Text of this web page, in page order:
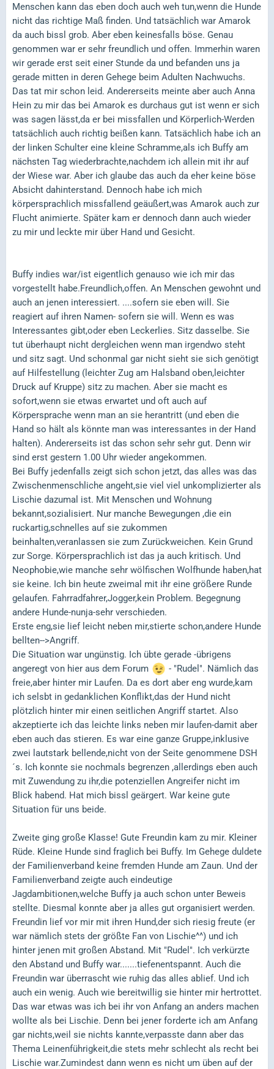
Menschen kann das eben doch auch weh tun,wenn die Hunde
nicht das richtige Maß finden. Und tatsächlich war Amarok
da auch bissl grob. Aber eben keinesfalls böse. Genau
genommen war er sehr freundlich und offen. Immerhin waren
wir gerade erst seit einer Stunde da und befanden uns ja
gerade mitten in deren Gehege beim Adulten Nachwuchs.
Das tat mir schon leid. Andererseits meinte aber auch Anna
Hein zu mir das bei Amarok es durchaus gut ist wenn er sich
was sagen lässt,da er bei missfallen und Körperlich-Werden
tatsächlich auch richtig beißen kann. Tatsächlich habe ich an
der linken Schulter eine kleine Schramme,als ich Buffy am
nächsten Tag wiederbrachte,nachdem ich allein mit ihr auf
der Wiese war. Aber ich glaube das auch da eher keine böse
Absicht dahinterstand. Dennoch habe ich mich
körpersprachlich missfallend geäußert,was Amarok auch zur
Flucht animierte. Später kam er dennoch dann auch wieder
zu mir und leckte mir über Hand und Gesicht.
Buffy indies war/ist eigentlich genauso wie ich mir das
vorgestellt habe.Freundlich,offen. An Menschen gewohnt und
auch an jenen interessiert. ....sofern sie eben will. Sie
reagiert auf ihren Namen- sofern sie will. Wenn es was
Interessantes gibt,oder eben Leckerlies. Sitz dasselbe. Sie
tut überhaupt nicht dergleichen wenn man irgendwo steht
und sitz sagt. Und schonmal gar nicht sieht sie sich genötigt
auf Hilfestellung (leichter Zug am Halsband oben,leichter
Druck auf Kruppe) sitz zu machen. Aber sie macht es
sofort,wenn sie etwas erwartet und oft auch auf
Körpersprache wenn man an sie herantritt (und eben die
Hand so hält als könnte man was interessantes in der Hand
halten). Andererseits ist das schon sehr sehr gut. Denn wir
sind erst gestern 1.00 Uhr wieder angekommen.
Bei Buffy jedenfalls zeigt sich schon jetzt, das alles was das
Zwischenmenschliche angeht,sie viel viel unkomplizierter als
Lischie dazumal ist. Mit Menschen und Wohnung
bekannt,sozialisiert. Nur manche Bewegungen ,die ein
ruckartig,schnelles auf sie zukommen
beinhalten,veranlassen sie zum Zurückweichen. Kein Grund
zur Sorge. Körpersprachlich ist das ja auch kritisch. Und
Neophobie,wie manche sehr wölfischen Wolfhunde haben,hat
sie keine. Ich bin heute zweimal mit ihr eine größere Runde
gelaufen. Fahrradfahrer,Jogger,kein Problem. Begegnung
andere Hunde-nunja-sehr verschieden.
Erste eng,sie lief leicht neben mir,stierte schon,andere Hunde
bellten-->Angriff.
Die Situation war ungünstig. Ich übte gerade -übrigens
angeregt von hier aus dem Forum
- "Rudel". Nämlich das
freie,aber hinter mir Laufen. Da es dort aber eng wurde,kam
ich selsbt in gedanklichen Konflikt,das der Hund nicht
plötzlich hinter mir einen seitlichen Angriff startet. Also
akzeptierte ich das leichte links neben mir laufen-damit aber
eben auch das stieren. Es war eine ganze Gruppe,inklusive
zwei lautstark bellende,nicht von der Seite genommene DSH
´s. Ich konnte sie nochmals begrenzen ,allerdings eben auch
mit Zuwendung zu ihr,die potenziellen Angreifer nicht im
Blick habend. Hat mich bissl geärgert. War keine gute
Situation für uns beide.
Zweite ging große Klasse! Gute Freundin kam zu mir. Kleiner
Rüde. Kleine Hunde sind fraglich bei Buffy. Im Gehege duldete
der Familienverband keine fremden Hunde am Zaun. Und der
Familienverband zeigte auch eindeutige
Jagdambitionen,welche Buffy ja auch schon unter Beweis
stellte. Diesmal konnte aber ja alles gut organisiert werden.
Freundin lief vor mir mit ihren Hund,der sich riesig freute (er
war nämlich stets der größte Fan von Lischie^^) und ich
hinter jenen mit großen Abstand. Mit "Rudel". Ich verkürzte
den Abstand und Buffy war.......tiefenentspannt. Auch die
Freundin war überrascht wie ruhig das alles ablief. Und ich
auch ein wenig. Auch wie bereitwillig sie hinter mir hertrottet.
Das war etwas was ich bei ihr von Anfang an anders machen
wollte als bei Lischie. Denn bei jener forderte ich am Anfang
gar nichts,weil sie nichts kannte,verpasste dann aber das
Thema Leinenführigkeit,die stets mehr schlecht als recht bei
Lischie war.Zumindest dann wenn es nicht um üben auf der